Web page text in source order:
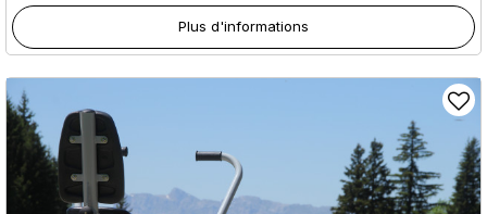
Plus d'informations